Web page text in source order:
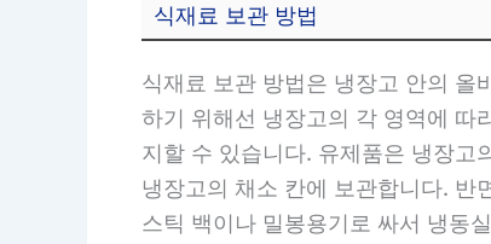
식재료 보관 방법
식재료 보관 방법은 냉장고 안의 올
하기 위해선 냉장고의 각 영역에 따
지할 수 있습니다. 유제품은 냉장고
냉장고의 채소 칸에 보관합니다. 반
스틱 백이나 밀봉용기로 싸서 냉동